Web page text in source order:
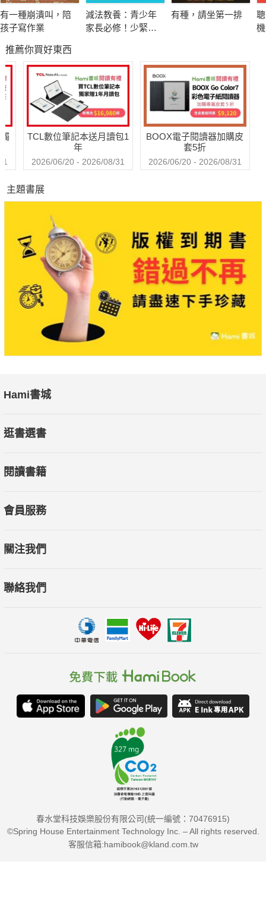
作者多年來輔導學生，常聽到家長說：「會在不必責罵時不
小心對孩子大小聲，又或是在該責罵時心軟，錯過管教時機。」
本書因此列舉了41種常見情況，
有些情況比較嚴重，例如：不肯去上學、會動手打人、偷
有些則是情況輕微但可能影響人際關係：嘲笑朋友、愛炫
耀、個性退縮彆扭。
作者為這41種情況各提供兩種應對選項，讓家長思考後選
★育兒方式沒有唯一解答，但有原則可遵循
的過程中，必須因時制宜，自然也難有單一可循的正確解答，但
有幾個原則，仍然可以讓為人父母留意：
一、不使用威嚇口吻管教孩子
二、用心建立親子間的信賴感
三、一定遵守和孩子的約定
四、無論什麼情況都不體罰
五、耐心解釋「為什麼不能做」的原因
六、只要不違反家規，就絕對不罵孩子
對不能成立這種控制與被控制的關係；不僅父母不能控制孩子，
有一種崩潰叫，陪
孩子寫作業
減法教養：青少年
家長必修！少緊
「超長青春期」，
走出焦慮、得到療
癒的新教養守則
有種，請坐第一排
推薦你買好東西
TCL數位筆記本送月讀包1
年
2026/06/20 - 2026/08/31
BOOX電子閱讀器加購皮
套5折
2026/06/20 - 2026/08/31
主題書展
Hami書城
逛書選書
閱讀書籍
會員服務
關注我們
聯絡我們
春水堂科技娛樂股份有限公司(統一編號：70476915)
©Spring House Entertainment Technology Inc. – All rights reserved.
客服信箱:hamibook@kland.com.tw